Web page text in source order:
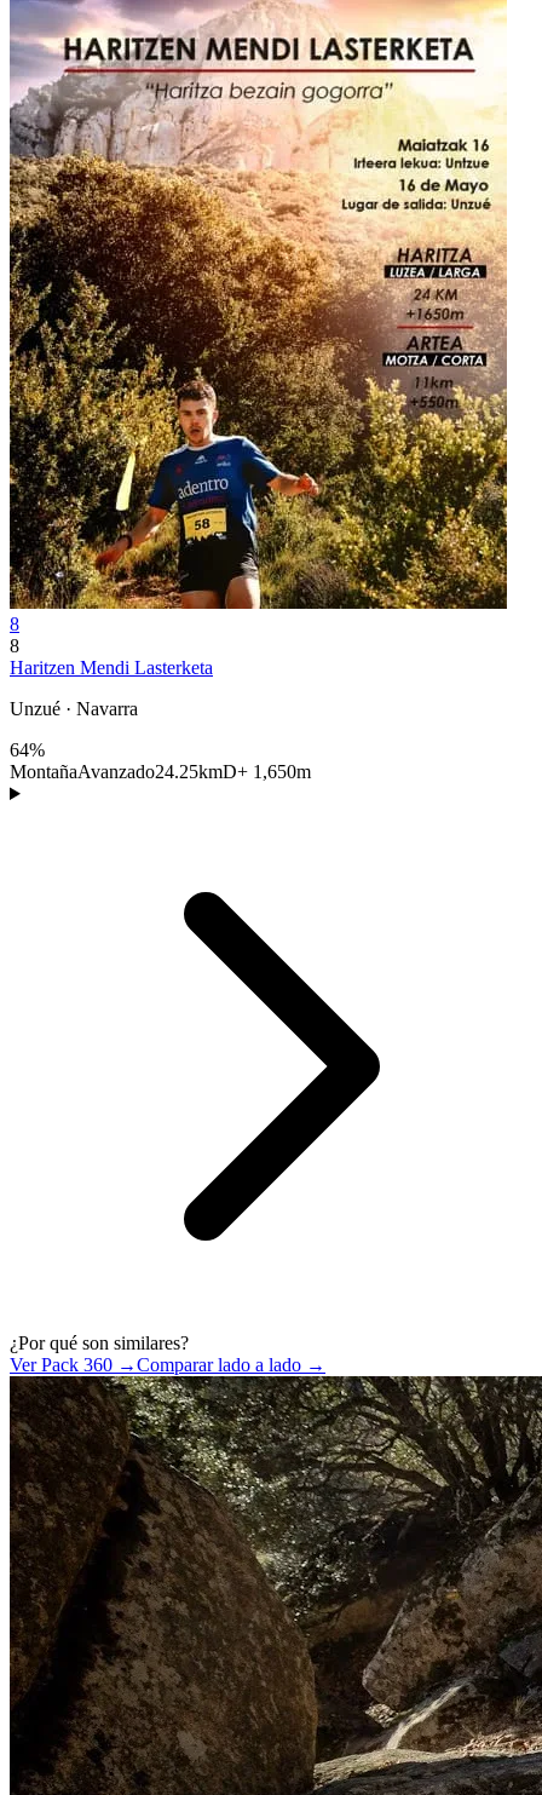
8
8
Haritzen Mendi Lasterketa
Unzué · Navarra
64%
MontañaAvanzado24.25kmD+ 1,650m
¿Por qué son similares?
Ver Pack 360 →Comparar lado a lado →